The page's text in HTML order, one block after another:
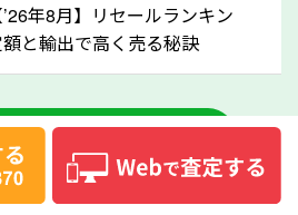
動車税の還付金を受け取ること
す。廃車買取業者の中には、還
ない業者もあります。廃車査定
税の還付金の返還があるかどう
てください。大阪府のソコカラ
金をお客様に返還しております
年8月】リセールランキン
と輸出で高く売る秘訣
役立ちコラム一覧